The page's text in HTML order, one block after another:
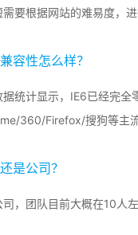
要根据网站的难易度，
容性怎么样？
统计显示，IE6已经完
360/Firefox/搜狗等主流
是公司？
，团队目前大概在10人